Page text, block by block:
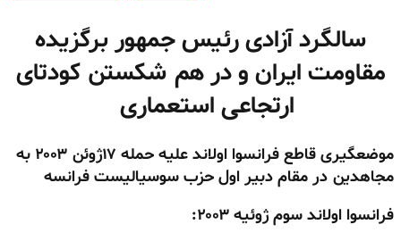
سالگرد آزادی رئیس جمهور برگزیده
مقاومت ایران و در هم شکستن کودتای
ارتجاعی استعماری
موضعگیری قاطع فرانسوا اولاند علیه حمله ۱۷ژوئن ۲۰۰۳ به
مجاهدین در مقام دبیر اول حزب سوسیالیست فرانسه
فرانسوا اولاند سوم ژوئیه ۲۰۰۳: